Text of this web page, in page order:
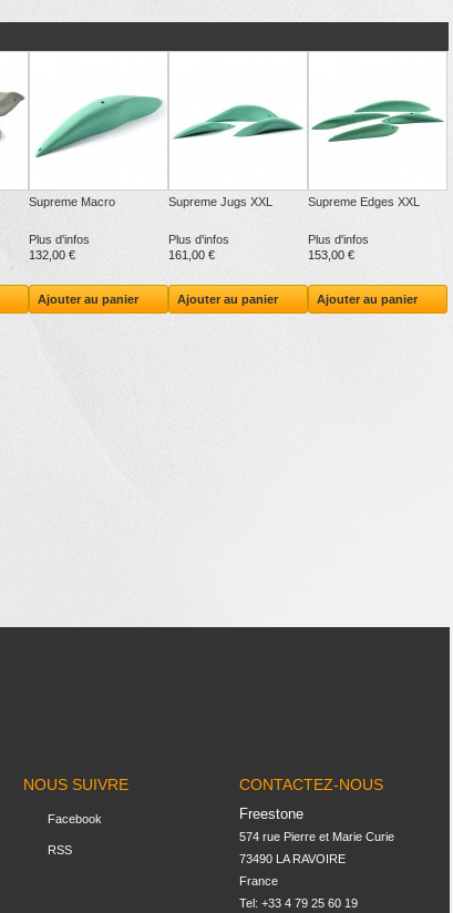
Supreme Macro
Plus d'infos
132,00 €
Ajouter au panier
Supreme Jugs XXL
Plus d'infos
161,00 €
Ajouter au panier
Supreme Edges XXL
Plus d'infos
153,00 €
Ajouter au panier
NOUS SUIVRE
Facebook
RSS
CONTACTEZ-NOUS
Freestone
574 rue Pierre et Marie Curie
73490 LA RAVOIRE
France
Tel: +33 4 79 25 60 19